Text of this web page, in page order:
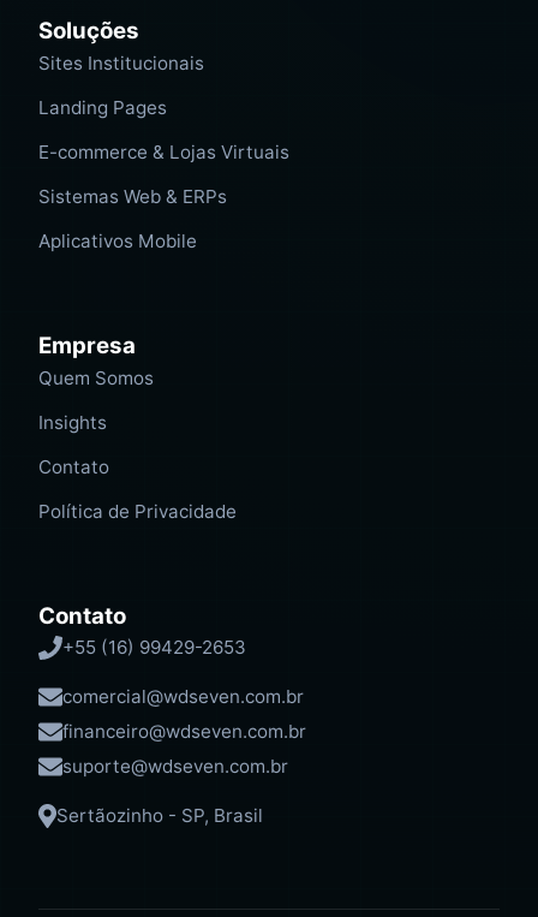
Soluções
Sites Institucionais
Landing Pages
E-commerce & Lojas Virtuais
Sistemas Web & ERPs
Aplicativos Mobile
Empresa
Quem Somos
Insights
Contato
Política de Privacidade
Contato
+55 (16) 99429-2653
comercial@wdseven.com.br
financeiro@wdseven.com.br
suporte@wdseven.com.br
Sertãozinho - SP, Brasil